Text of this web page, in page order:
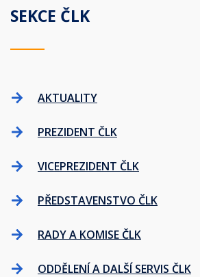
SEKCE ČLK
AKTUALITY
PREZIDENT ČLK
VICEPREZIDENT ČLK
PŘEDSTAVENSTVO ČLK
RADY A KOMISE ČLK
ODDĚLENÍ A DALŠÍ SERVIS ČLK